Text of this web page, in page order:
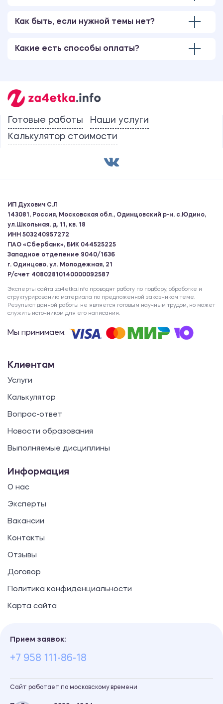
Как быть, если нужной темы нет?
Какие есть способы оплаты?
Готовые работы
Наши услуги
Калькулятор стоимости
ИП Духович С.Л
143081, Россия, Московская обл., Одинцовский р-н, с.Юдино,
ул.Школьная, д. 11, кв. 18
ИНН 503240957272
ПАО «Сбербанк», БИК 044525225
Западное отделение 9040/1636
г. Одинцово, ул. Молодежная, 21
Р/счет 40802810140000092587
Эксперты сайта za4etka.info проводят работу по подбору, обработке и
структурированию материала по предложенной заказчиком теме.
Результат данной работы не является готовым научным трудом, но может
служить источником для его написания.
Мы принимаем:
Клиентам
Услуги
Калькулятор
Вопрос-ответ
Новости образования
Выполняемые дисциплины
Информация
О нас
Эксперты
Вакансии
Контакты
Отзывы
Договор
Политика конфиденциальности
Карта сайта
Прием заявок:
+7 958 111-86-18
Сайт работает по московскому времени